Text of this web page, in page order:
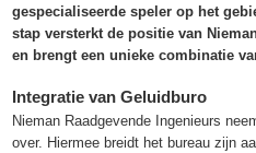
gespecialiseerde speler op het
stap versterkt de positie van
en brengt een unieke combinatie
Integratie van Geluidburo
Nieman Raadgevende Ingenieurs
over. Hiermee breidt het bureau zijn